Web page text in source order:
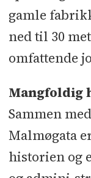
gamle
ned til 30
omfattende
Mangfoldig
Sammen
Malmøgata
historien og